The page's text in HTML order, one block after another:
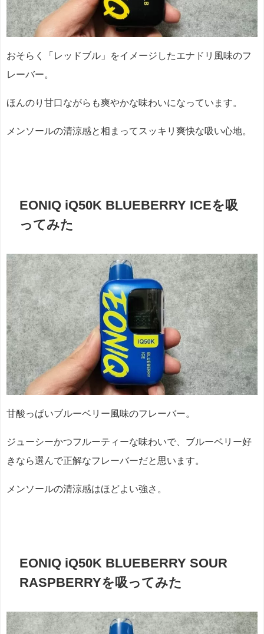
おそらく「レッドブル」をイメージしたエナドリ風味のフ
レーバー。
ほんのり甘口ながらも爽やかな味わいになっています。
メンソールの清涼感と相まってスッキリ爽快な吸い心地。
EONIQ iQ50K BLUEBERRY ICEを吸
ってみた
甘酸っぱいブルーベリー風味のフレーバー。
ジューシーかつフルーティーな味わいで、ブルーベリー好
きなら選んで正解なフレーバーだと思います。
メンソールの清涼感はほどよい強さ。
EONIQ iQ50K BLUEBERRY SOUR
RASPBERRYを吸ってみた